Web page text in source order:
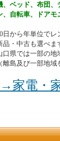
、ベッド、布団、
、自転車、ドアモ
日から年単位でレ
品・中古も選べま
口県では一部の地
（離島及び一部地域
→家電・